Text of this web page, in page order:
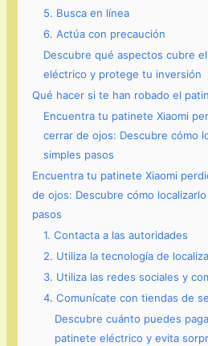
5. Busca en línea
6. Actúa con precaución
Descubre qué aspectos cubre
eléctrico y protege tu inversión
Qué hacer si te han robado el
Encuentra tu patinete Xiaomi
cerrar de ojos: Descubre cómo
simples pasos
Encuentra tu patinete Xiaomi
de ojos: Descubre cómo
pasos
1. Contacta a las autoridades
2. Utiliza la tecnología de
3. Utiliza las redes sociales y
4. Comunícate con tiendas de
Descubre cuánto puedes
patinete eléctrico y evita